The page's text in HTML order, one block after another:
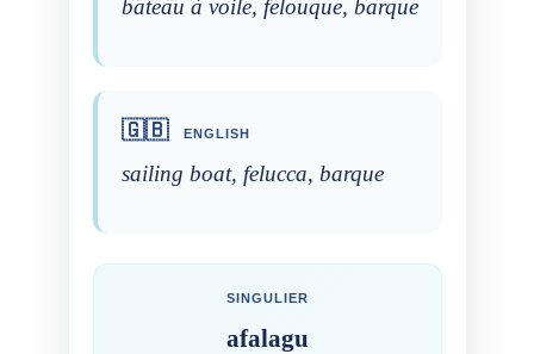
bateau à voile, felouque, barque
🇬🇧 ENGLISH
sailing boat, felucca, barque
SINGULIER
afalagu